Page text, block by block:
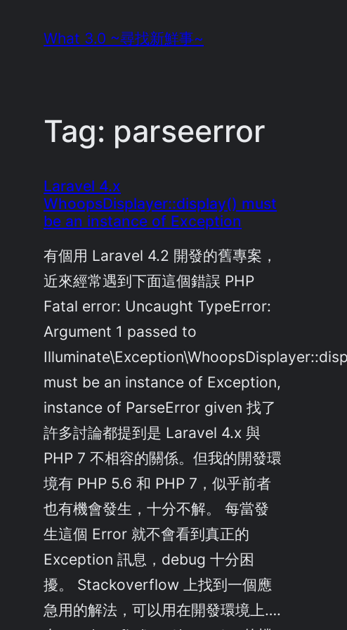
What 3.0 ~尋找新鮮事~
Tag: parseerror
Laravel 4.x
WhoopsDisplayer::display() must
be an instance of Exception
有個用 Laravel 4.2 開發的舊專案，
近來經常遇到下面這個錯誤 PHP
Fatal error: Uncaught TypeError:
Argument 1 passed to
must be an instance of Exception,
instance of ParseError given 找了
許多討論都提到是 Laravel 4.x 與
PHP 7 不相容的關係。但我的開發環
境有 PHP 5.6 和 PHP 7，似乎前者
也有機會發生，十分不解。 每當發
生這個 Error 就不會看到真正的
Exception 訊息，debug 十分困
擾。 Stackoverflow 上找到一個應
急用的解法，可以用在開發環境上….